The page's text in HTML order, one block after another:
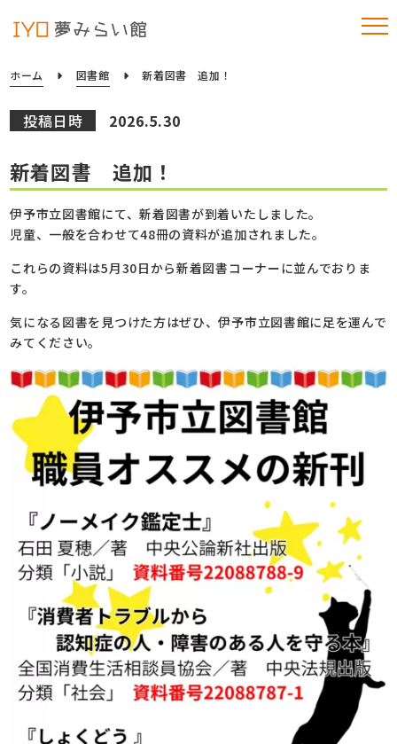
ホーム 図書館 新着図書 追加！
投稿日時 2026.5.30
新着図書 追加！
伊予市立図書館にて、新着図書が到着いたしました。
児童、一般を合わせて48冊の資料が追加されました。
これらの資料は5月30日から新着図書コーナーに並んでおりま
す。
気になる図書を見つけた方はぜひ、伊予市立図書館に足を運んで
みてください。